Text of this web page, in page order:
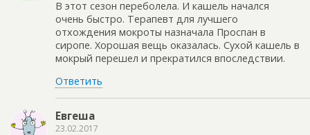
В этот сезон переболела. И кашель начался
очень быстро. Терапевт для лучшего
отхождения мокроты назначала Проспан в
сиропе. Хорошая вещь оказалась. Сухой кашель в
мокрый перешел и прекратился впоследствии.
Ответить
Евгеша
23.02.2017